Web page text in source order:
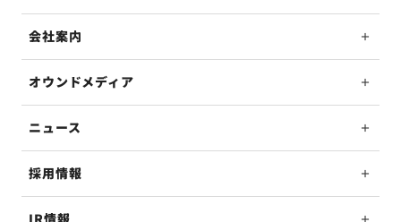
会社案内
オウンドメディア
ニュース
採用情報
IR情報